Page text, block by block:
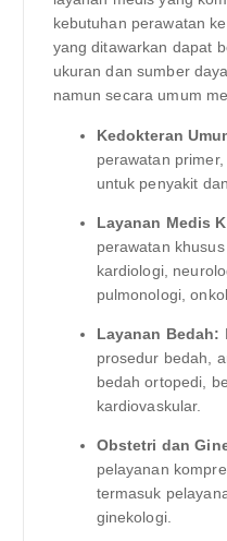
kebutuhan perawatan
yang ditawarkan dapat
ukuran dan sumber
namun secara umum
Kedokteran
perawatan
untuk penyakit
Layanan Medis
perawatan
kardiologi,
pulmonologi,
Layanan Bedah:
prosedur bedah,
bedah ortopedi,
kardiovaskular.
Obstetri dan
pelayanan
termasuk
ginekologi.